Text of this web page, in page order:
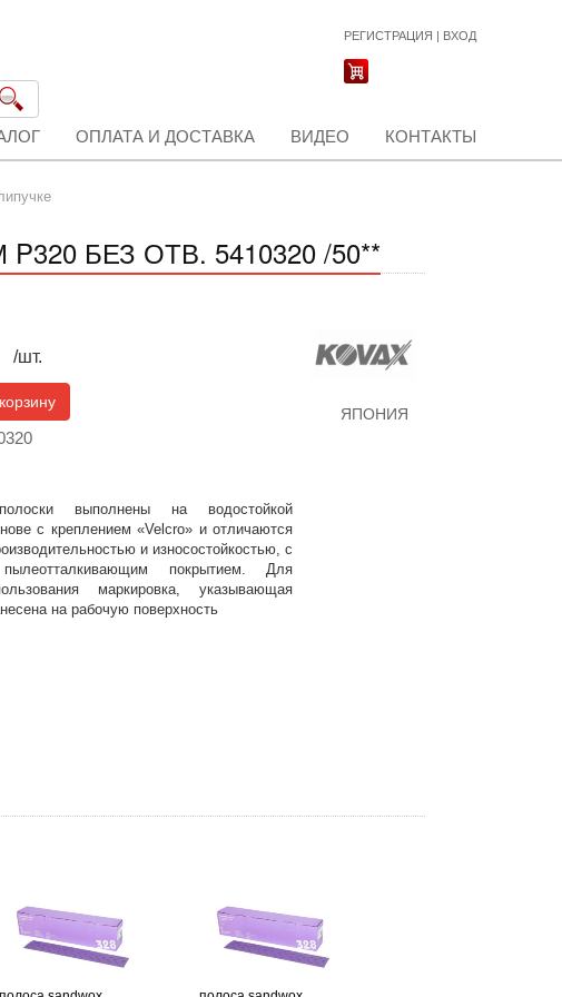
РЕГИСТРАЦИЯ | ВХОД
ОПЛАТА И ДОСТАВКА ВИДЕО КОНТАКТЫ
БЕЗ ОТВ. 5410320 /50**
/шт.
выполнены на водостойкой
с креплением «Velcro» и отличаются
и износостойкостью, с
покрытием. Для
маркировка, указывающая
на рабочую поверхность
ЯПОНИЯ